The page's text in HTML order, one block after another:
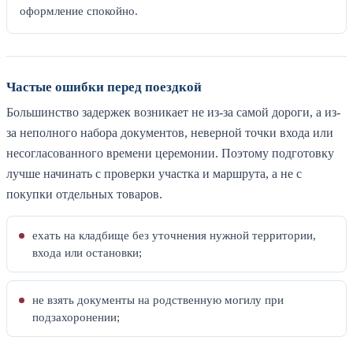
оформление спокойно.
Частые ошибки перед поездкой
Большинство задержек возникает не из-за самой дороги, а из-
за неполного набора документов, неверной точки входа или
несогласованного времени церемонии. Поэтому подготовку
лучше начинать с проверки участка и маршрута, а не с
покупки отдельных товаров.
ехать на кладбище без уточнения нужной территории,
входа или остановки;
не взять документы на родственную могилу при
подзахоронении;